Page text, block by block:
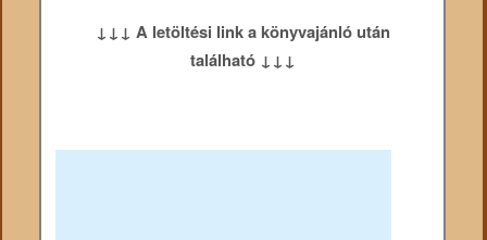
↓↓↓ A letöltési link a könyvajánló után
található ↓↓↓